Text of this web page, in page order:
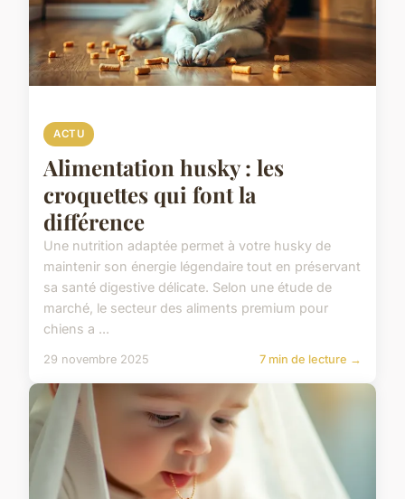
ACTU
Alimentation husky : les
croquettes qui font la
différence
Une nutrition adaptée permet à votre husky de
maintenir son énergie légendaire tout en préservant
sa santé digestive délicate. Selon une étude de
marché, le secteur des aliments premium pour
chiens a ...
29 novembre 2025 7 min de lecture →